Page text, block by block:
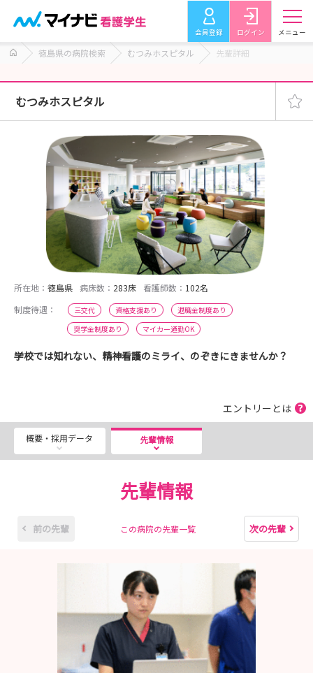
会員登録 ログイン メニュー
徳島県の病院検索 むつみホスピタル 先輩詳細
むつみホスピタル
所在地： 徳島県 病床数： 283床 看護師数： 102名
制度待遇：
三交代 資格支援あり
退職金制度あり
奨学金制度あり
マイカー通勤OK
学校では知れない、精神看護のミライ、のぞきにきませんか？
エントリーとは
概要・採用データ 先輩情報
先輩情報
前の先輩 この病院の先輩一覧 次の先輩